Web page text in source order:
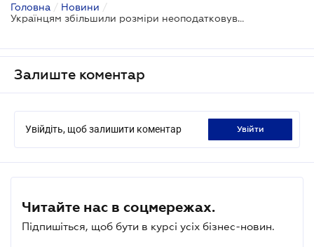
Головна / Новини /
Українцям збільшили розміри неоподатковуваних доходів
Залиште коментар
Увійдіть, щоб залишити коментар увійти
Читайте нас в соцмережах.
Підпишіться, щоб бути в курсі усіх бізнес-новин.